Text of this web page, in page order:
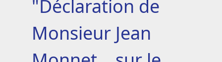
"Déclaration de
Monsieur Jean